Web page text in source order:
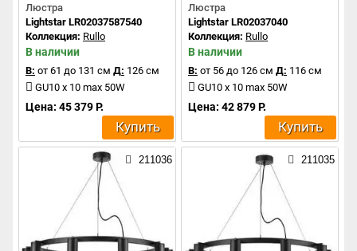
Люстра
Lightstar LR02037587540
Коллекция: Rullo
В наличии
В: от 61 до 131 см Д: 126 см
GU10 x 10 max 50W
Цена: 45 379 Р.
Купить
Люстра
Lightstar LR02037040
Коллекция: Rullo
В наличии
В: от 56 до 126 см Д: 116 см
GU10 x 10 max 50W
Цена: 42 879 Р.
Купить
211036 211035